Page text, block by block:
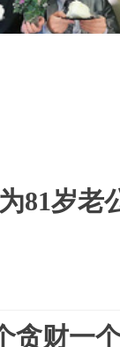
81岁老
贪财一